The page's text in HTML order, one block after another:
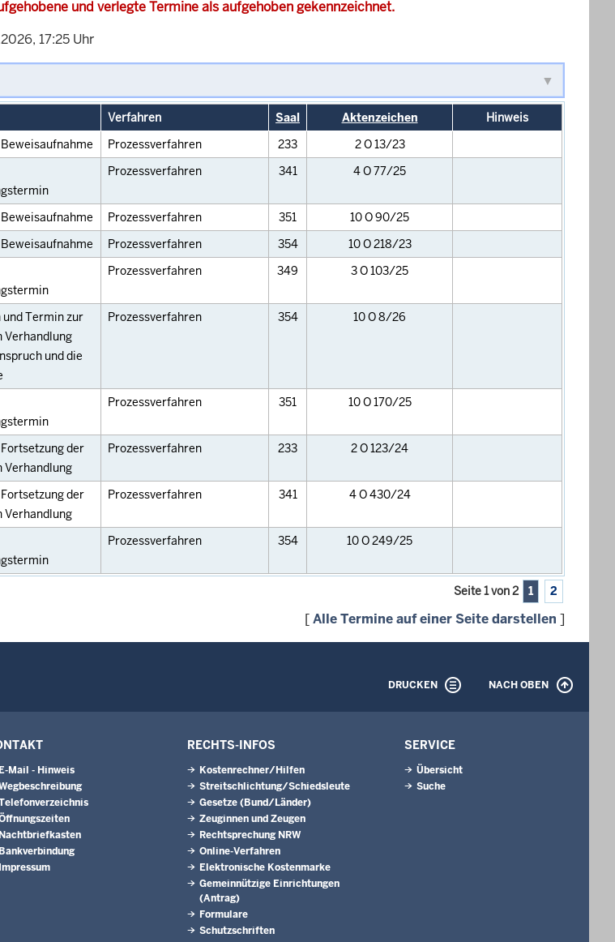
und verlegte Termine als aufgehoben gekennzeichnet.
17:25 Uhr
Verfahren Saal Aktenzeichen
Hinweis
Prozessverfahren 233
2 O 13/23
Prozessverfahren 341 4 O 77/25
Prozessverfahren 351
10 O 90/25
Prozessverfahren 354
10 O 218/23
Prozessverfahren 349 3 O 103/25
Termin zur
Verhandlung
und die
Prozessverfahren 354 10 O 8/26
Prozessverfahren 351 10 O 170/25
der
Verhandlung
Prozessverfahren 233 2 O 123/24
der
Verhandlung
Prozessverfahren 341 4 O 430/24
Prozessverfahren 354 10 O 249/25
Seite 1 von 2 1 2
[Alle Termine auf einer Seite darstellen ]
DRUCKEN NACH OBEN
E-Mail - Hinweis
Nachtbriefkasten
Bankverbindung
Impressum
RECHTS-INFOS
Kostenrechner/Hilfen
Streitschlichtung/Schiedsleute
Gesetze (Bund/Länder)
Zeuginnen und Zeugen
Rechtsprechung NRW
Online-Verfahren
Elektronische Kostenmarke
Gemeinnützige Einrichtungen
(Antrag)
Formulare
Schutzschriften
SERVICE
Übersicht
Suche